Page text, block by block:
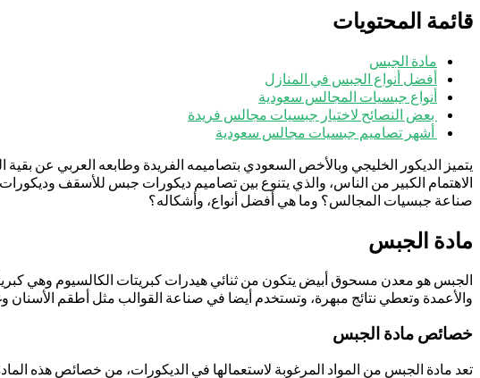
قائمة المحتويات
مادة الجبس
أفضل أنواع الجبس في المنازل
أنواع جبسيات المجالس سعودية
بعض النصائح لاختيار جبسيات مجالس فريدة
أشهر تصاميم جبسيات مجالس سعودية
يتميز الديكور الخليجي وبالأخص السعودي بتصاميمه الفريدة وطابعه العربي عن
الاهتمام الكبير من الناس، والذي يتنوع بين تصاميم ديكورات جبس للأسقف
صناعة جبسيات المجالس؟ وما هي أفضل أنواع، وأشكاله؟
مادة الجبس
الجبس هو معدن مسحوق أبيض يتكون من ثنائي هيدرات كبريتات الكالسيوم وهي
والأعمدة وتعطي نتائج مبهرة، وتستخدم أيضا في صناعة القوالب مثل أطقم الأسنان
خصائص مادة الجبس
تعد مادة الجبس من المواد المرغوبة لاستعمالها في الديكورات، من خصائص هذه